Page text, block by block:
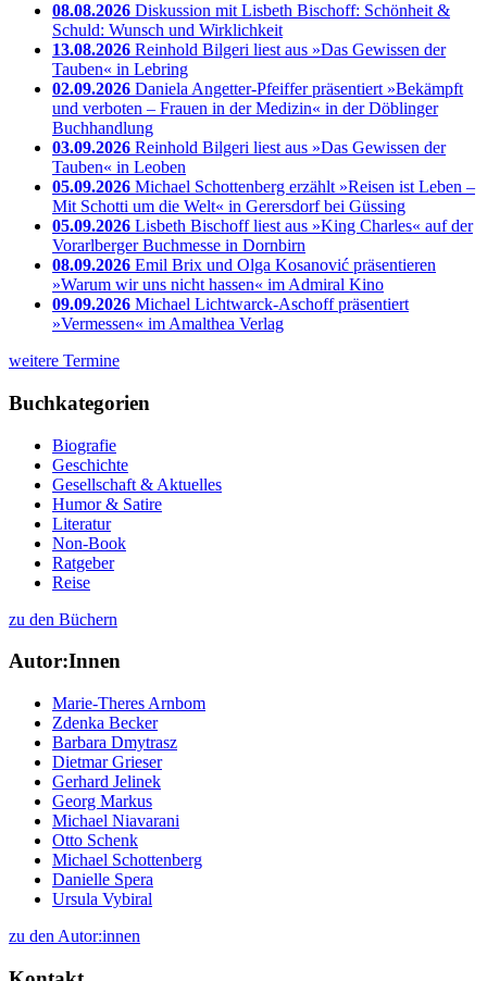
08.08.2026 Diskussion mit Lisbeth Bischoff: Schönheit &
Schuld: Wunsch und Wirklichkeit
13.08.2026 Reinhold Bilgeri liest aus »Das Gewissen der
Tauben« in Lebring
02.09.2026 Daniela Angetter-Pfeiffer präsentiert »Bekämpft
und verboten – Frauen in der Medizin« in der Döblinger
Buchhandlung
03.09.2026 Reinhold Bilgeri liest aus »Das Gewissen der
Tauben« in Leoben
05.09.2026 Michael Schottenberg erzählt »Reisen ist Leben –
Mit Schotti um die Welt« in Gerersdorf bei Güssing
05.09.2026 Lisbeth Bischoff liest aus »King Charles« auf der
Vorarlberger Buchmesse in Dornbirn
08.09.2026 Emil Brix und Olga Kosanović präsentieren
»Warum wir uns nicht hassen« im Admiral Kino
09.09.2026 Michael Lichtwarck-Aschoff präsentiert
»Vermessen« im Amalthea Verlag
weitere Termine
Buchkategorien
Biografie
Geschichte
Gesellschaft & Aktuelles
Humor & Satire
Literatur
Non-Book
Ratgeber
Reise
zu den Büchern
Autor:Innen
Marie-Theres Arnbom
Zdenka Becker
Barbara Dmytrasz
Dietmar Grieser
Gerhard Jelinek
Georg Markus
Michael Niavarani
Otto Schenk
Michael Schottenberg
Danielle Spera
Ursula Vybiral
zu den Autor:innen